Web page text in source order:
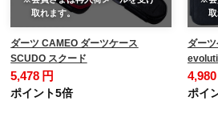
取れます。
ダーツ CAMEO ダーツケース
SCUDO スクード
5,478 円
ポイント5倍
ダー
ポイ